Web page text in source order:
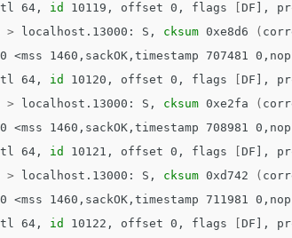
64, id 10119, offset 0, flags
DF],
> localhost.13000: S, cksum 0xe8d6 (
<mss 1460,sackOK,timestamp 707481
64, id 10120, offset 0, flags
DF],
> localhost.13000: S, cksum 0xe2fa (
<mss 1460,sackOK,timestamp 708981
64, id 10121, offset 0, flags
DF],
> localhost.13000: S, cksum 0xd742 (
<mss 1460,sackOK,timestamp 711981
64, id 10122, offset 0, flags DF],